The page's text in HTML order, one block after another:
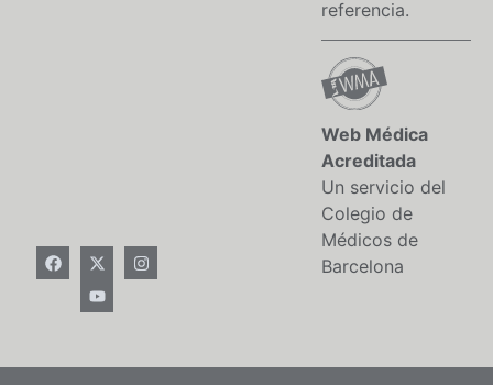
referencia.
Web Médica
Acreditada
Un servicio del
Colegio de
Médicos de
Barcelona